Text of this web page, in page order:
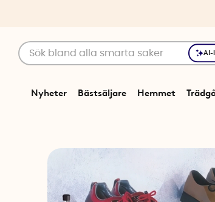
AI-
Nyheter Bästsäljare Hemmet